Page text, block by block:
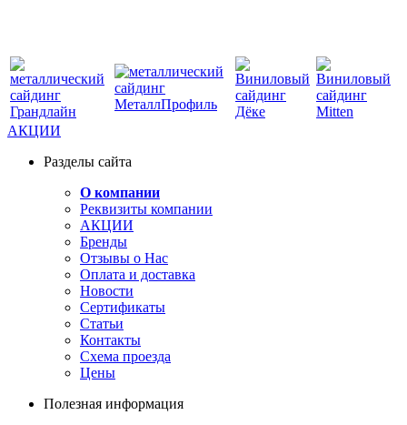
АКЦИИ
Разделы сайта
О компании
Реквизиты компании
АКЦИИ
Бренды
Отзывы о Нас
Оплата и доставка
Новости
Сертификаты
Статьи
Контакты
Схема проезда
Цены
Полезная информация